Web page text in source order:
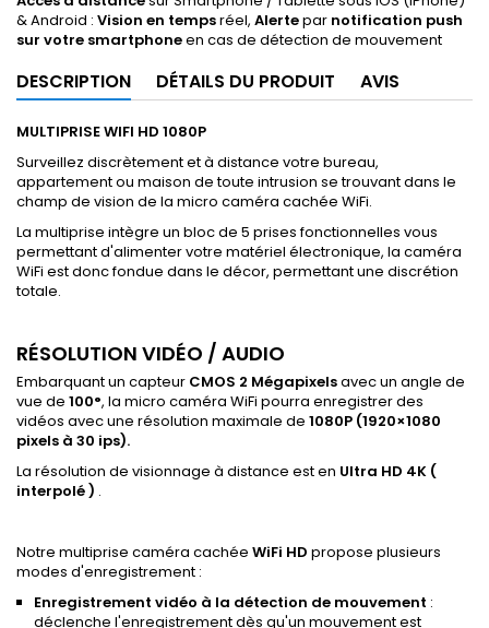
& Android : Vision en tempsréel, Alertepar notification push
sur votre smartphoneen cas de détection de mouvement
DESCRIPTION DÉTAILS DU PRODUIT AVIS
MULTIPRISE WIFI HD 1080P
Surveillez discrètement et à distance votre bureau,
appartement ou maison de toute intrusion se trouvant dans le
champ de vision de la micro caméra cachée WiFi.
La multiprise intègre un bloc de 5 prises fonctionnelles vous
permettant d'alimenter votre matériel électronique, la caméra
WiFi est donc fondue dans le décor, permettant une discrétion
totale.
RÉSOLUTION VIDÉO / AUDIO
Embarquant un capteur CMOS 2 Mégapixelsavec un angle de
vue de 100°, la micro caméra WiFi pourra enregistrer des
vidéos avec une résolution maximale de 1080P (1920×1080
pixels à 30 ips).
La résolution de visionnage à distance est en Ultra HD 4K (
interpolé ) .
Notre multiprise caméra cachée WiFi HD propose plusieurs
modes d'enregistrement :
Enregistrement vidéo à la détection de mouvement :
déclenche l'enregistrement dès qu'un mouvement est